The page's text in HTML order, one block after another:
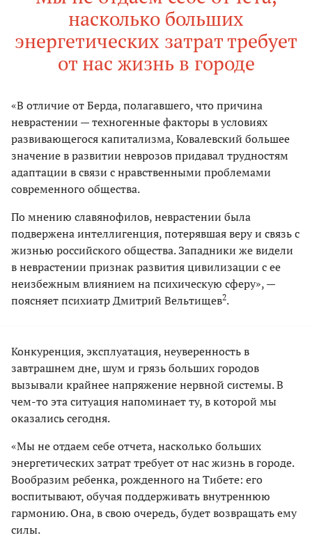
насколько больших
энергетических затрат требует
от нас жизнь в городе
«В отличие от Берда, полагавшего, что причина
неврастении — техногенные факторы в условиях
развивающегося капитализма, Ковалевский большее
значение в развитии неврозов придавал трудностям
адаптации в связи с нравственными проблемами
современного общества.
По мнению славянофилов, неврастении была
подвержена интеллигенция, потерявшая веру и связь с
жизнью российского общества. Западники же видели
в неврастении признак развития цивилизации с ее
неизбежным влиянием на психическую сферу», —
поясняет психиатр Дмитрий Вельтищев2.
Конкуренция, эксплуатация, неуверенность в
завтрашнем дне, шум и грязь больших городов
вызывали крайнее напряжение нервной системы. В
чем-то эта ситуация напоминает ту, в которой мы
оказались сегодня.
«Мы не отдаем себе отчета, насколько больших
энергетических затрат требует от нас жизнь в городе.
Вообразим ребенка, рожденного на Тибете: его
воспитывают, обучая поддерживать внутреннюю
гармонию. Она, в свою очередь, будет возвращать ему
силы.